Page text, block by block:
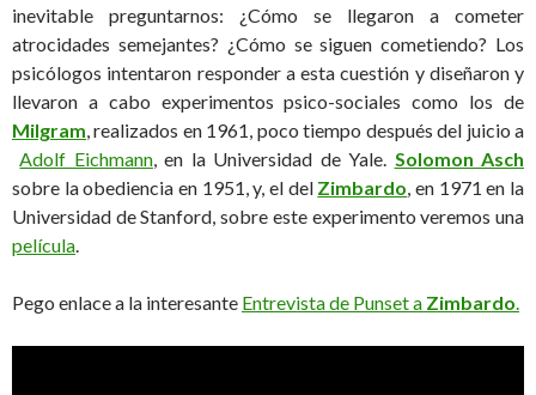
inevitable preguntarnos: ¿Cómo se llegaron a cometer
atrocidades semejantes? ¿Cómo se siguen cometiendo? Los
psicólogos intentaron responder a esta cuestión y diseñaron y
llevaron a cabo experimentos psico-sociales como los de
Milgram, realizados en 1961, poco tiempo después del juicio a
Adolf Eichmann, en la Universidad de Yale. Solomon Asch
sobre la obediencia en 1951, y, el del Zimbardo, en 1971 en la
Universidad de Stanford, sobre este experimento veremos una
película.
Pego enlace a la interesante Entrevista de Punset a Zimbardo.